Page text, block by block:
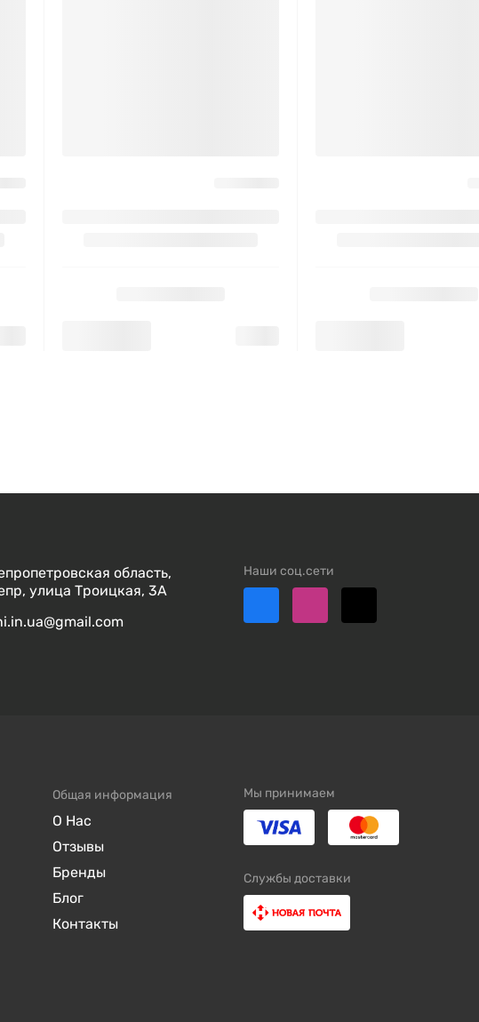
Наши соц.сети
область,
улица Троицкая, 3А
Общая информация
О Нас
Отзывы
Бренды
Блог
Контакты
Мы принимаем
Службы доставки